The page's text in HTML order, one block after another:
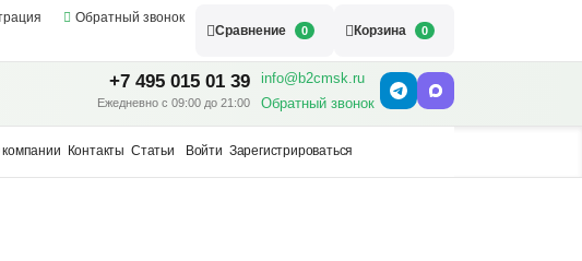
Обратный звонок
Сравнение
0 Корзина 0
+7 495 015 01 39
Ежедневно с 09:00 до 21:00
info@b2cmsk.ru
Обратный звонок
Контакты Статьи Войти Зарегистрироваться